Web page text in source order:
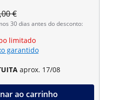
€
30 dias antes do desconto:
limitado
garantido
aprox. 17/08
ao carrinho